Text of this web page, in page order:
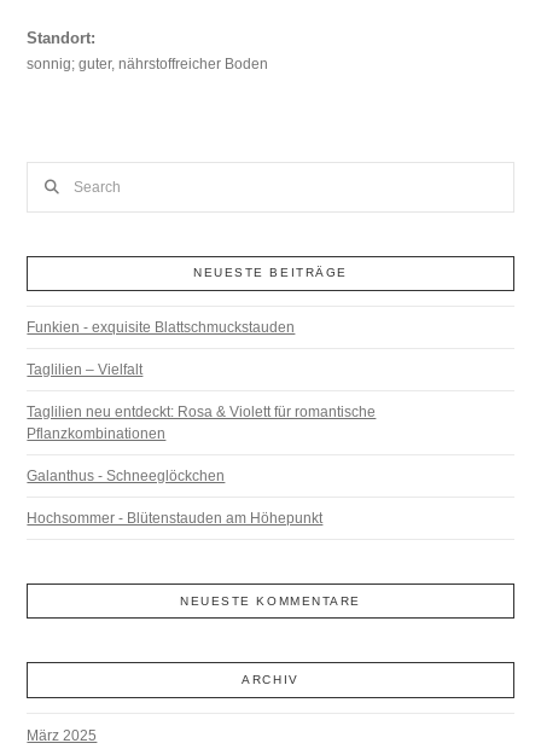
Standort:
sonnig; guter, nährstoffreicher Boden
NEUESTE BEITRÄGE
Funkien - exquisite Blattschmuckstauden
Taglilien – Vielfalt
Taglilien neu entdeckt: Rosa & Violett für romantische
Pflanzkombinationen
Galanthus - Schneeglöckchen
Hochsommer - Blütenstauden am Höhepunkt
NEUESTE KOMMENTARE
ARCHIV
März 2025